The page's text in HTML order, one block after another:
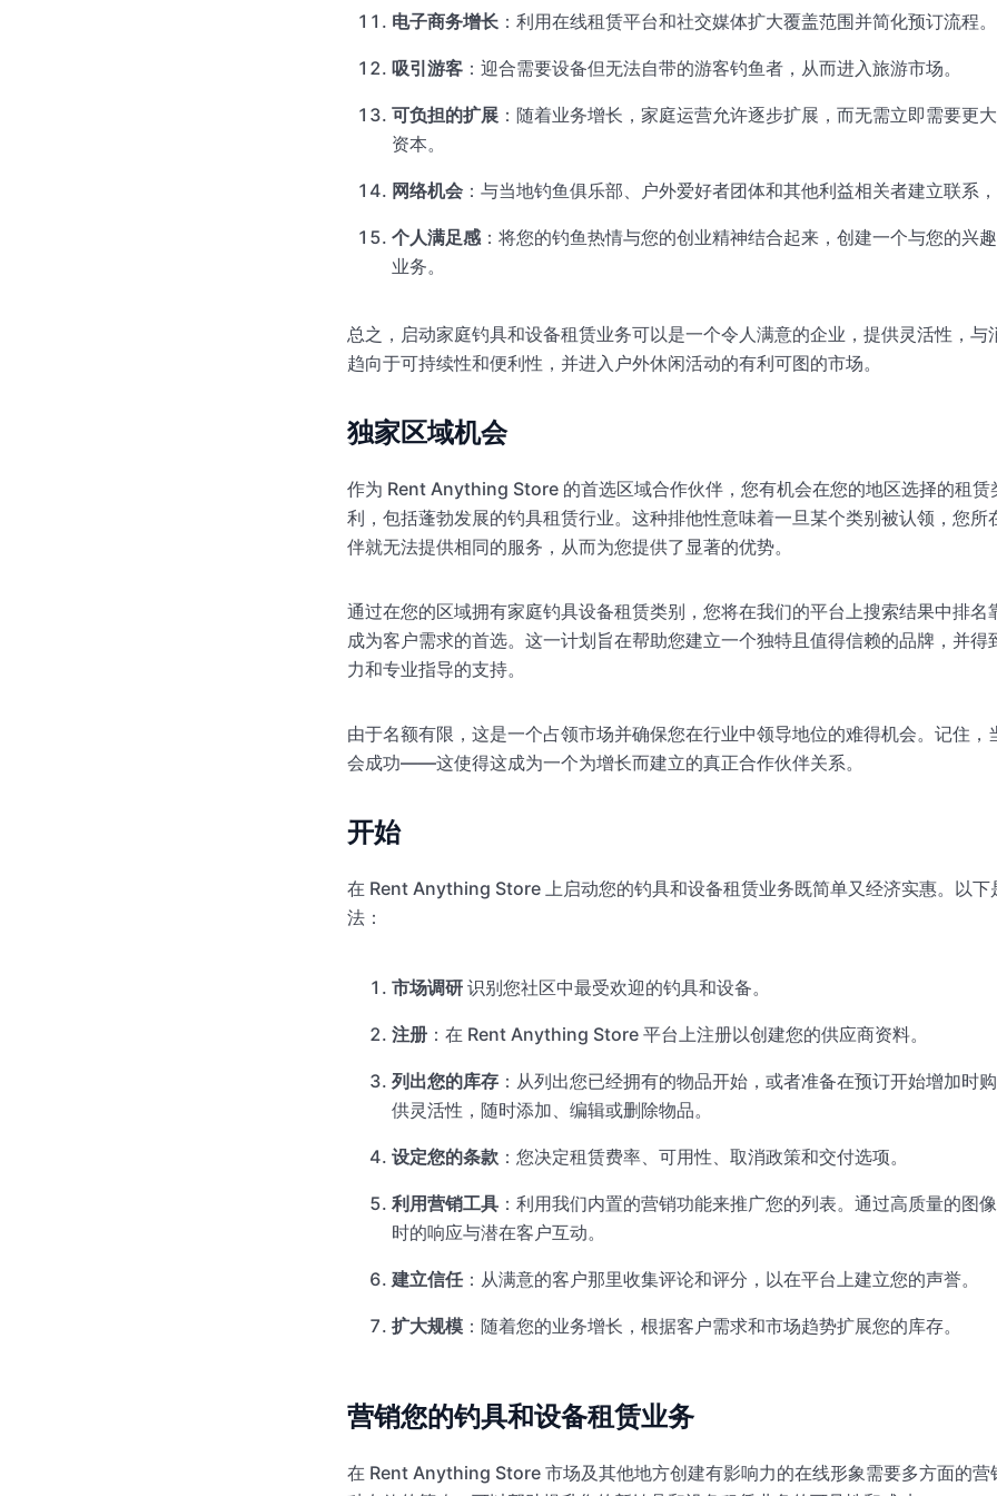
电子商务增长 ：利用在线租赁平台和社交媒体扩大覆盖范围并简化预订流程。
吸引游客 ：迎合需要设备但无法自带的游客钓鱼者，从而进入旅游市场。
可负担的扩展 ：随着业务增长，家庭运营允许逐步扩展，而无需立即需要更
资本。
网络机会 ：与当地钓鱼俱乐部、户外爱好者团体和其他利益相关者建立联系
个人满足感：将您的钓鱼热情与您的创业精神结合起来，创建一个与您的兴
业务。
总之，启动家庭钓具和设备租赁业务可以是一个令人满意的企业，提供灵活性，与
趋向于可持续性和便利性，并进入户外休闲活动的有利可图的市场。
独家区域机会
作为 Rent Anything Store 的首选区域合作伙伴，您有机会在您的地区选择的租赁
利，包括蓬勃发展的钓具租赁行业。这种排他性意味着一旦某个类别被认领，您所
伴就无法提供相同的服务，从而为您提供了显著的优势。
通过在您的区域拥有家庭钓具设备租赁类别，您将在我们的平台上搜索结果中排名
成为客户需求的首选。这一计划旨在帮助您建立一个独特且值得信赖的品牌，并得
力和专业指导的支持。
由于名额有限，这是一个占领市场并确保您在行业中领导地位的难得机会。记住，
会成功——这使得这成为一个为增长而建立的真正合作伙伴关系。
开始
在 Rent Anything Store 上启动您的钓具和设备租赁业务既简单又经济实惠。以下
法：
市场调研 识别您社区中最受欢迎的钓具和设备。
注册 ：在 Rent Anything Store 平台上注册以创建您的供应商资料。
列出您的库存 ：从列出您已经拥有的物品开始，或者准备在预订开始增加时
供灵活性，随时添加、编辑或删除物品。
设定您的条款 ：您决定租赁费率、可用性、取消政策和交付选项。
利用营销工具 ：利用我们内置的营销功能来推广您的列表。通过高质量的图
时的响应与潜在客户互动。
建立信任：从满意的客户那里收集评论和评分，以在平台上建立您的声誉。
扩大规模 ：随着您的业务增长，根据客户需求和市场趋势扩展您的库存。
营销您的钓具和设备租赁业务
在 Rent Anything Store 市场及其他地方创建有影响力的在线形象需要多方面的营